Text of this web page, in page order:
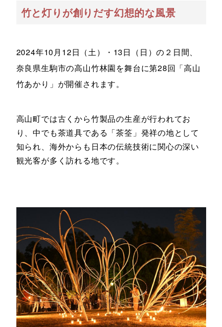
竹と灯りが創りだす幻想的な風景
2024年10月12日（土）・13日（日）の２日間、
奈良県生駒市の高山竹林園を舞台に第28回「高山
竹あかり」が開催されます。
高山町では古くから竹製品の生産が行われてお
り、中でも茶道具である「茶筌」発祥の地として
知られ、海外からも日本の伝統技術に関心の深い
観光客が多く訪れる地です。